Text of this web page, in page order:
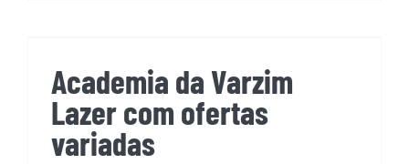
Academia da Varzim
Lazer com ofertas
variadas